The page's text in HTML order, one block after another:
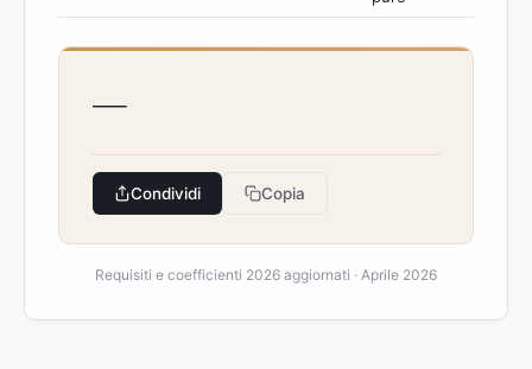
—
Condividi Copia
Requisiti e coefficienti 2026 aggiornati · Aprile 2026